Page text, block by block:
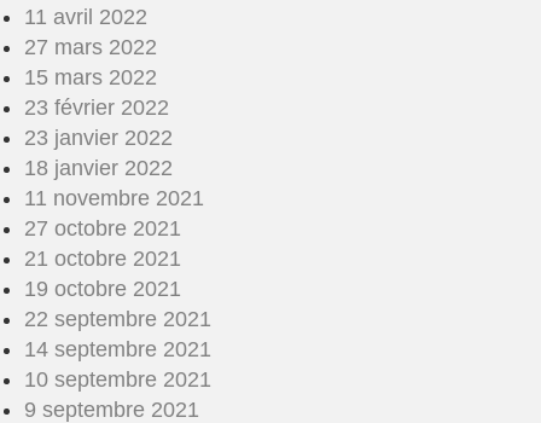
11 avril 2022
27 mars 2022
15 mars 2022
23 février 2022
23 janvier 2022
18 janvier 2022
11 novembre 2021
27 octobre 2021
21 octobre 2021
19 octobre 2021
22 septembre 2021
14 septembre 2021
10 septembre 2021
9 septembre 2021